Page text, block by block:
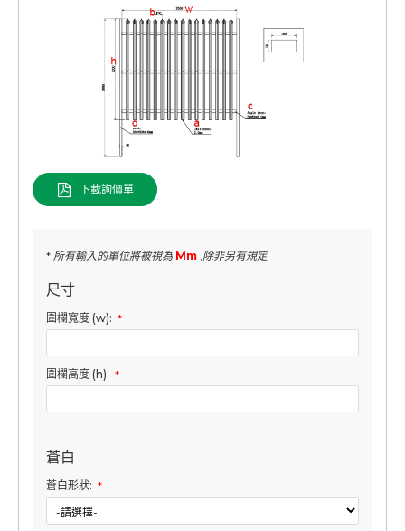
下載詢價單
* 所有輸入的單位將被視為 Mm ,除非另有規定
尺寸
圍欄寬度 (w): *
圍欄高度 (h): *
蒼白
蒼白形狀: *